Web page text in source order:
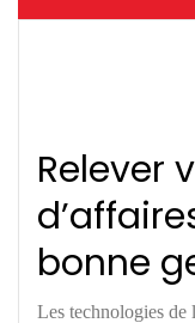
Relever
bonne
Les technologies de